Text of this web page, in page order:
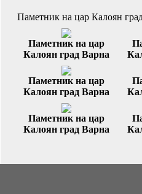
Паметник на цар Калоян
Паметник на цар
Калоян град Варна
Паметник на цар
Калоян град Варна
Паметник на цар
Калоян град Варна